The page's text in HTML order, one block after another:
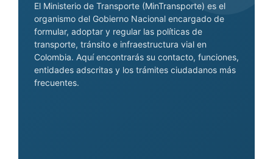
El Ministerio de Transporte (MinTransporte) es el
organismo del Gobierno Nacional encargado de
formular, adoptar y regular las políticas de
transporte, tránsito e infraestructura vial en
Colombia. Aquí encontrarás su contacto, funciones,
entidades adscritas y los trámites ciudadanos más
frecuentes.